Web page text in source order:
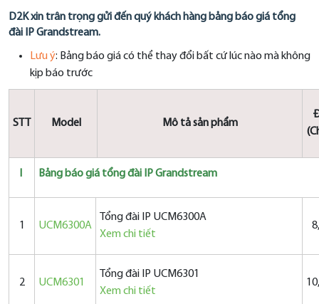
D2K xin trân trọng gửi đến quý khách hàng bảng báo giá tổng
đài IP Grandstream.
Lưu ý: Bảng báo giá có thể thay đổi bất cứ lúc nào mà không
kịp báo trước
STT Model Mô tả sản phẩm
Bảng báo giá tổng đài IP Grandstream
1 UCM6300A
Tổng đài IP UCM6300A
Xem chi tiết
2 UCM6301
Tổng đài IP UCM6301
Xem chi tiết